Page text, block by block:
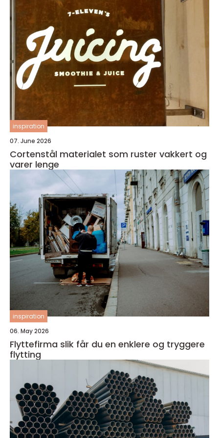
inspiration
07. June 2026
Cortenstål materialet som ruster vakkert og
varer lenge
inspiration
06. May 2026
Flyttefirma slik får du en enklere og tryggere
flytting